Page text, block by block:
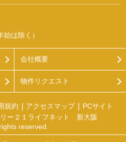
は除く）
会社概要
物件リクエスト
規約 アクセスマップ
PCサイト
ー２１ライフネット 新大阪
reserved.